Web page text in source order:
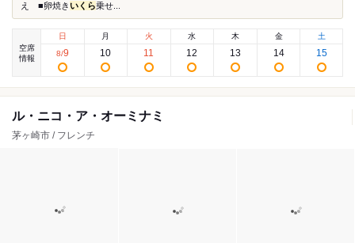
え ■卵焼き いくら乗せ...
空席
情報
日
8/9
月
10
火
11
水
12
木
13
金
14
土
15
ル・ニコ・ア・オーミナミ
茅ヶ崎市 / フレンチ